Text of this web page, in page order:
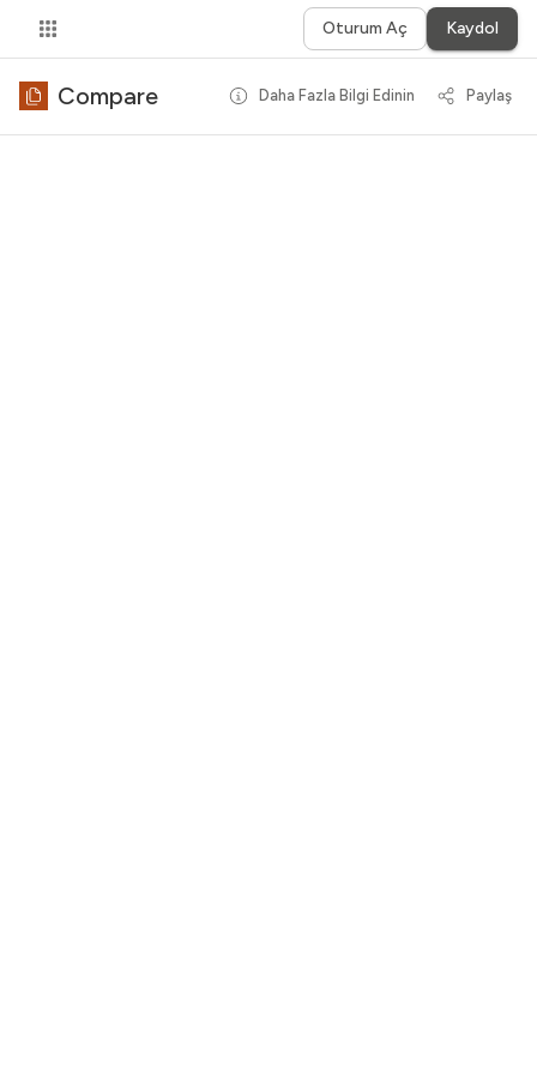
Oturum Aç Kaydol
Compare Daha Fazla Bilgi Edinin Paylaş